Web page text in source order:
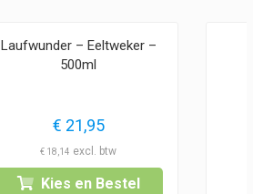
Laufwunder – Eeltweker –
500ml
€ 21,95
€ 18,14
Kies en Bestel